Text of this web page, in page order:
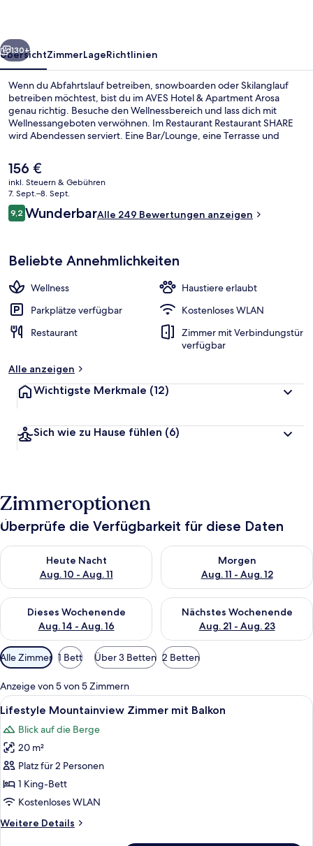
Weiter
130+
ÜbersichtZimmerLageRichtlinien
Wenn du Abfahrtslauf betreiben, snowboarden oder Skilanglauf
betreiben möchtest, bist du im AVES Hotel & Apartment Arosa
genau richtig. Besuche den Wellnessbereich und lass dich mit
Wellnessangeboten verwöhnen. Im Restaurant Restaurant SHARE
wird Abendessen serviert. Eine Bar/Lounge, eine Terrasse und
Skiraum gibt es ebenfalls. Andere Reisende lieben das hilfsbereite
Personal.
Der
aktuelle
Preis
beträgt
156 €.
156 €
inkl. Steuern & Gebühren
7. Sept.–8. Sept.
Bewertungen
9,29,2 von 10.
WunderbarAlle 249 Bewertungen anzeigen
Beliebte Annehmlichkeiten
Wellness
Haustiere erlaubt
Parkplätze verfügbar
Kostenloses WLAN
Restaurant
Zimmer mit Verbindungstür
verfügbar
Alle anzeigen
Wichtigste Merkmale (12)
Sich wie zu Hause fühlen (6)
Zimmeroptionen
Überprüfe die Verfügbarkeit für diese Daten
Heute Nacht
Aug. 10 - Aug. 11
Überprüfe die Verfügbarkeit für heute Nacht, Aug. 10 - Aug.
Morgen
Aug. 11 - Aug. 12
Überprüfe die Verfügbarkeit
Dieses Wochenende
Aug. 14 - Aug. 16
Überprüfe die Verfügbarkeit für dieses Wochenende, Aug. 14
Nächstes Wochenende
Aug. 21 - Aug. 23
Überprüfe die Verfügbarkeit
Verfügbare
Filter
für
Zimmer
Alle Zimmer 1 Bett Über 3 Betten 2 Betten
Anzeige von 5 von 5 Zimmern
Alle
Fotos
für
Lifestyle
Mountainview
Zimmer
mit
anzeigen
Ein modernes Hotelzimmer mit
12
Lifestyle Mountainview Zimmer mit Balkon
Blick auf die Berge
20 m²
Platz für 2 Personen
1 King-Bett
Kostenloses WLAN
Weitere Details
Weitere